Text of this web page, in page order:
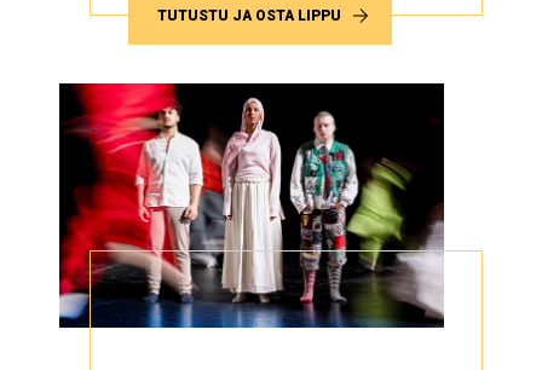
TUTUSTU JA OSTA LIPPU